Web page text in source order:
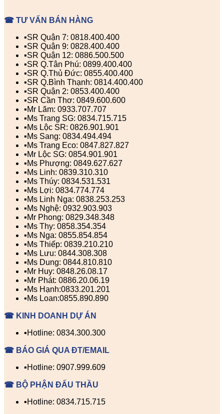
☎ TƯ VẤN BÁN HÀNG
▪️SR Quận 7: 0818.400.400
▪️SR Quận 9: 0828.400.400
▪️SR Quận 12: 0886.500.500
▪️SR Q.Tân Phú: 0899.400.400
▪️SR Q.Thủ Đức: 0855.400.400
▪️SR Q.Bình Thạnh: 0814.400.400
▪️SR Quận 2: 0853.400.400
▪️SR Cần Thơ: 0849.600.600
▪️Mr Lãm: 0933.707.707
▪️Ms Trang SG: 0834.715.715
▪️Ms Lộc SR: 0826.901.901
▪️Ms Sang: 0834.494.494
▪️Ms Trang Eco: 0847.827.827
▪️Mr Lộc SG: 0854.901.901
▪️Ms Phượng: 0849.627.627
▪️Ms Linh: 0839.310.310
▪️Ms Thúy: 0834.531.531
▪️Ms Lợi: 0834.774.774
▪️Ms Linh Nga: 0838.253.253
▪️Ms Nghệ: 0932.903.903
▪️Mr Phong: 0829.348.348
▪️Ms Thy: 0858.354.354
▪️Ms Nga: 0855.854.854
▪️Ms Thiếp: 0839.210.210
▪️Ms Lưu: 0844.308.308
▪️Ms Dung: 0844.810.810
▪️Mr Huy: 0848.26.08.17
▪️Mr Phát: 0886.20.06.19
▪️Ms Hạnh:0833.201.201
▪️Ms Loan:0855.890.890
☎ KINH DOANH DỰ ÁN
▪️Hotline: 0834.300.300
☎ BÁO GIÁ QUA ĐT/EMAIL
▪️Hotline: 0907.999.609
☎ BỘ PHẬN ĐẤU THẦU
▪️Hotline: 0834.715.715